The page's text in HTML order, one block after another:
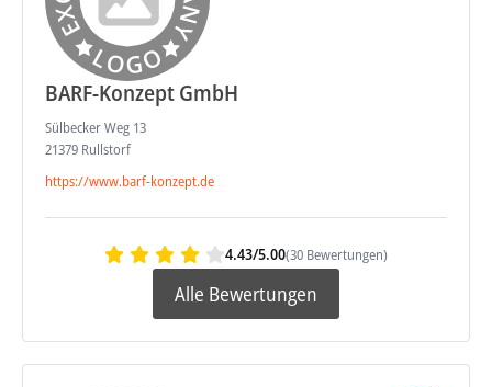
BARF-Konzept GmbH
Sülbecker Weg 13
21379 Rullstorf
https://www.barf-konzept.de
4.43/5.00(30 Bewertungen)
Alle Bewertungen